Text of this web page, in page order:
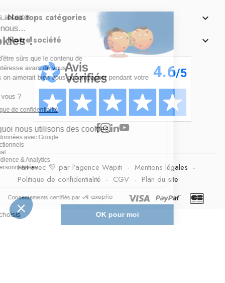
Nos tops catégories 
Notre société 
Fait avec 💛 par l’agence Wapiti - Mentions légales -
Politique de confidentialité - CGV - Plan du site